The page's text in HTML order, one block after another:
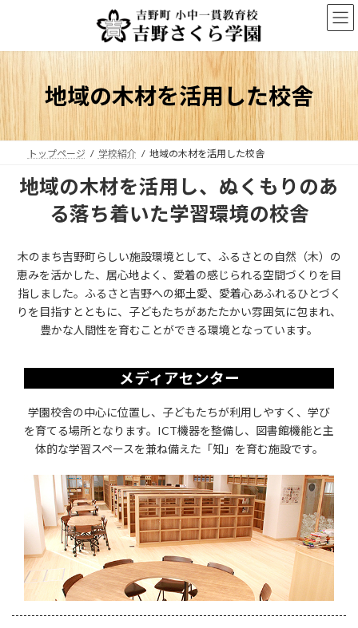
ン
ツ
へ
ス
キ
ー
シ
ョ
ン
に
地域の木材を活用した校舎
トップページ 学校紹介 地域の木材を活用した校舎
地域の木材を活用し、ぬくもりのあ
る落ち着いた学習環境の校舎
木のまち吉野町らしい施設環境として、ふるさとの自然（木）の
恵みを活かした、居心地よく、愛着の感じられる空間づくりを目
指しました。ふるさと吉野への郷土愛、愛着心あふれるひとづく
りを目指すとともに、子どもたちがあたたかい雰囲気に包まれ、
豊かな人間性を育むことができる環境となっています。
メディアセンター
学園校舎の中心に位置し、子どもたちが利用しやすく、学び
を育てる場所となります。ICT機器を整備し、図書館機能と主
体的な学習スペースを兼ね備えた「知」を育む施設です。